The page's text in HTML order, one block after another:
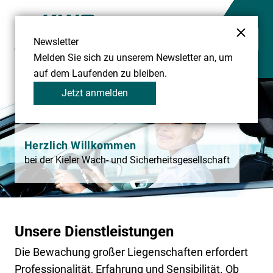
Besuchen Sie uns auf Facebook
Visit us at Linkedin
Visit us at Xing
Besuchen Sie uns auf Instagram
Besuchen Sie uns auf Youtube
News
Standorte
Partner & Abteilungen
Mitarbeiter*innen
Broschüre
Startseite
Dienstleistungen
Personelle Sicherheit
Unternehmen
Herzlich Willkommen
bei der Kieler Wach- und Sicherheitsgesellschaft
Unsere Dienstleistungen
Die Bewachung großer Liegenschaften erfordert
Professionalität, Erfahrung und Sensibilität. Ob
Newsletter
Melden Sie sich zu unserem Newsletter an, um
auf dem Laufenden zu bleiben.
Jetzt anmelden